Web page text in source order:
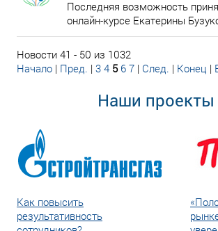
Последняя возможность
онлайн-курсе Екатерины
Новости 41 - 50 из 1032
Начало | Пред. | 3 4 5 6 7 | След. | Конец |
Наши проекты
Как повысить
результативность